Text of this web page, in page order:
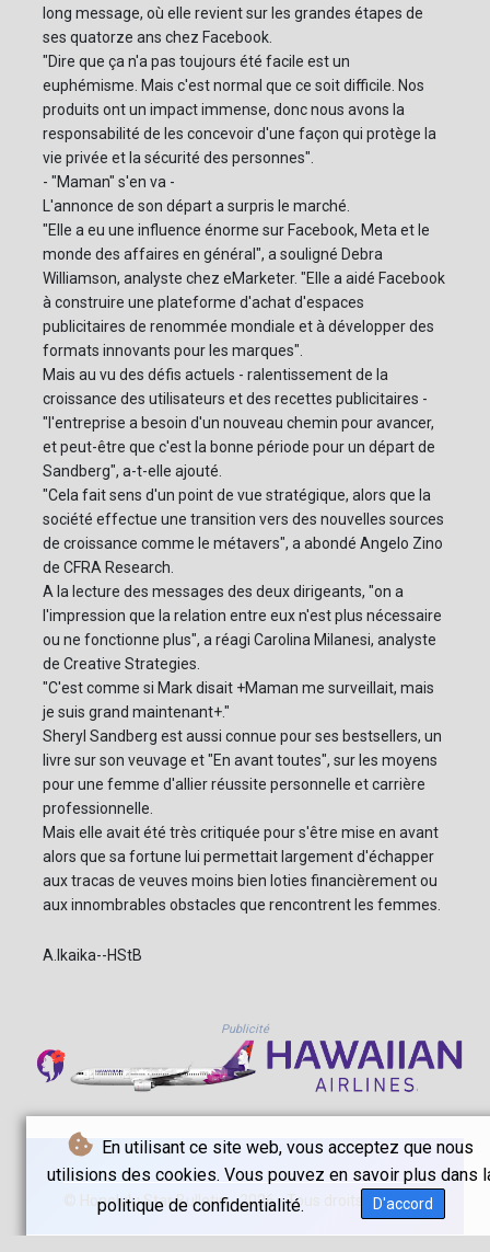
En utilisant ce site web, vous acceptez que nous
utilisions des cookies. Vous pouvez en savoir plus dans
politique de confidentialité.
D'accord
long message, où elle revient sur les grandes étapes de
ses quatorze ans chez Facebook.
"Dire que ça n'a pas toujours été facile est un
euphémisme. Mais c'est normal que ce soit difficile. Nos
produits ont un impact immense, donc nous avons la
responsabilité de les concevoir d'une façon qui protège la
vie privée et la sécurité des personnes".
- "Maman" s'en va -
L'annonce de son départ a surpris le marché.
"Elle a eu une influence énorme sur Facebook, Meta et le
monde des affaires en général", a souligné Debra
Williamson, analyste chez eMarketer. "Elle a aidé Facebook
à construire une plateforme d'achat d'espaces
publicitaires de renommée mondiale et à développer des
formats innovants pour les marques".
Mais au vu des défis actuels - ralentissement de la
croissance des utilisateurs et des recettes publicitaires -
"l'entreprise a besoin d'un nouveau chemin pour avancer,
et peut-être que c'est la bonne période pour un départ de
Sandberg", a-t-elle ajouté.
"Cela fait sens d'un point de vue stratégique, alors que la
société effectue une transition vers des nouvelles sources
de croissance comme le métavers", a abondé Angelo Zino
de CFRA Research.
A la lecture des messages des deux dirigeants, "on a
l'impression que la relation entre eux n'est plus nécessaire
ou ne fonctionne plus", a réagi Carolina Milanesi, analyste
de Creative Strategies.
"C'est comme si Mark disait +Maman me surveillait, mais
je suis grand maintenant+."
Sheryl Sandberg est aussi connue pour ses bestsellers, un
livre sur son veuvage et "En avant toutes", sur les moyens
pour une femme d'allier réussite personnelle et carrière
professionnelle.
Mais elle avait été très critiquée pour s'être mise en avant
alors que sa fortune lui permettait largement d'échapper
aux tracas de veuves moins bien loties financièrement ou
aux innombrables obstacles que rencontrent les femmes.
A.Ikaika--HStB
Publicité
© Honolulu Star Bulletin - 2026 - Tous droits réservés